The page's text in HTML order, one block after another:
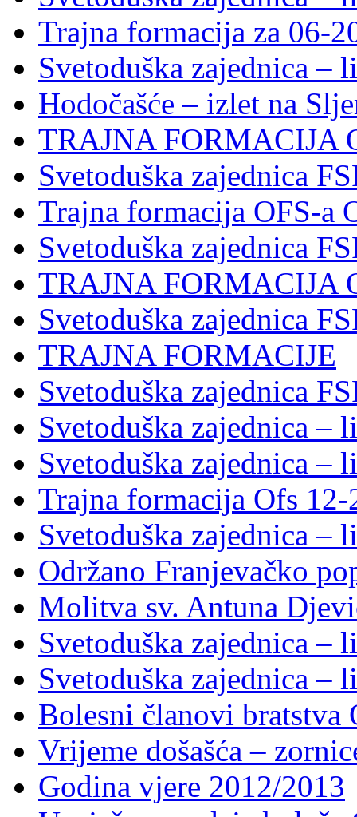
Trajna formacija za 06-
Svetoduška zajednica –
Hodočašće – izlet na
TRAJNA FORMACIJA
Svetoduška zajednica
Trajna formacija OFS-a
Svetoduška zajednica
TRAJNA FORMACIJA
Svetoduška zajednica
TRAJNA FORMACIJE
Svetoduška zajednica
Svetoduška zajednica –
Svetoduška zajednica –
Trajna formacija Ofs 12-
Svetoduška zajednica –
Održano Franjevačko
Molitva sv. Antuna
Svetoduška zajednica –
Svetoduška zajednica –
Bolesni članovi bratstva
Vrijeme došašća –
Godina vjere 2012/2013